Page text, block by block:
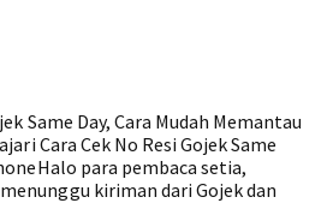
Same Day, Cara Mudah Memantau
Cara Cek No Resi Gojek Same
para pembaca setia,
kiriman dari Gojek dan